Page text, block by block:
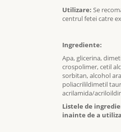
Utilizare: Se
centrul fetei catre
Ingrediente:
Apa, glicerina,
crospolimer, cetil
sorbitan, alcohol
poliacrilildimetil
acrilamida/
Listele de
inainte de a